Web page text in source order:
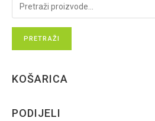
PRETRAŽI
KOŠARICA
PODIJELI